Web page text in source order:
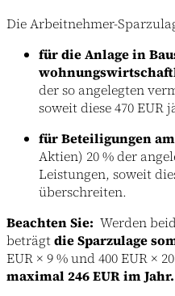
Die Arbeitnehmer-
für die Anlage in
der so angelegten
soweit diese 470
für Beteiligungen
Aktien) 20 % der
Leistungen, soweit
überschreiten.
Beachten Sie: Werden
beträgtdie Sparzulage
EUR × 9 % und 400 EUR ×
maximal 246 EUR im Jahr.